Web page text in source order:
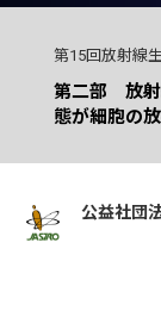
第15回放射線
第二部 放射
態が細胞の
公益社団